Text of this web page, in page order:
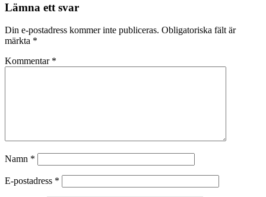
Lämna ett svar
Din e-postadress kommer inte publiceras. Obligatoriska fält är
märkta *
Kommentar *
Namn *
E-postadress *